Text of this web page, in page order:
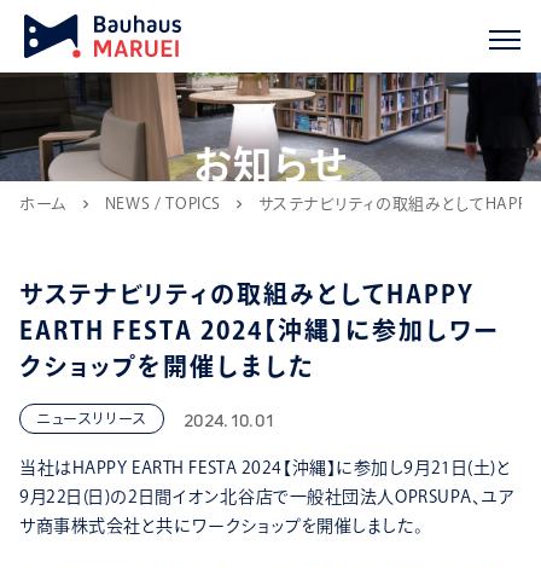
お知らせ
ホーム chevron_right NEWS / TOPICS chevron_right サステナビリティの取組みとして
サステナビリティの取組みとしてHAPPY
EARTH FESTA 2024【沖縄】に参加しワー
クショップを開催しました
ニュースリリース 2024.10.01
当社はHAPPY EARTH FESTA 2024【沖縄】に参加し9月21日(土)と
9月22日(日)の2日間イオン北谷店で一般社団法人OPRSUPA、ユア
サ商事株式会社と共にワークショップを開催しました。